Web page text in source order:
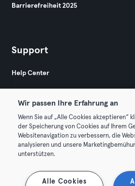
Barrierefreiheit 2025
Support
Help Center
© 2026 Urban Sports Group GmbH.
AGB Datenschutz
Vertrag hier kündigen Hier
Wir passen Ihre Erfahrung an
Wenn Sie auf „Alle Cookies akzeptieren“
der Speicherung von Cookies auf Ihrem
Websitenavigation zu verbessern, die
analysieren und unsere
unterstützen.
Alle Cookies